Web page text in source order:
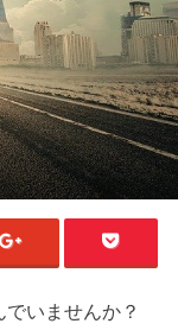
いませんか？